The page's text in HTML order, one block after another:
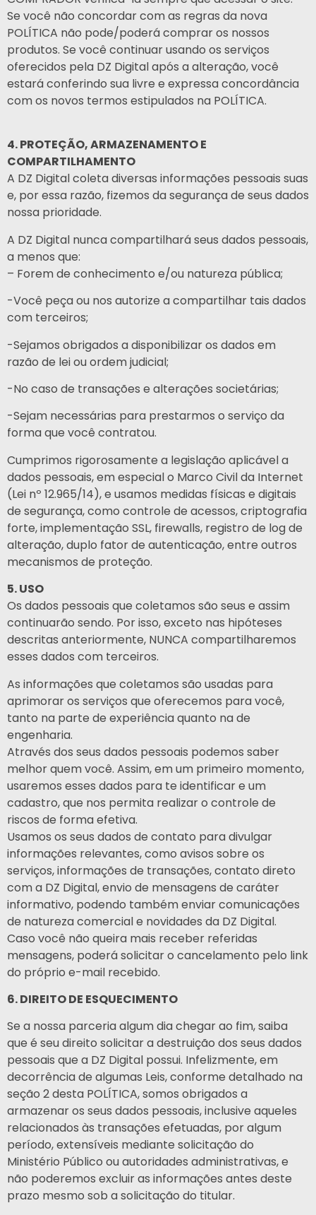
Se você não concordar com as regras da nova
POLÍTICA não pode/poderá comprar os nossos
produtos. Se você continuar usando os serviços
oferecidos pela DZ Digital após a alteração, você
estará conferindo sua livre e expressa concordância
com os novos termos estipulados na POLÍTICA.
4. PROTEÇÃO, ARMAZENAMENTO E
COMPARTILHAMENTO
A DZ Digital coleta diversas informações pessoais suas
e, por essa razão, fizemos da segurança de seus dados
nossa prioridade.
A DZ Digital nunca compartilhará seus dados pessoais,
a menos que:
– Forem de conhecimento e/ou natureza pública;
-Você peça ou nos autorize a compartilhar tais dados
com terceiros;
-Sejamos obrigados a disponibilizar os dados em
razão de lei ou ordem judicial;
-No caso de transações e alterações societárias;
-Sejam necessárias para prestarmos o serviço da
forma que você contratou.
Cumprimos rigorosamente a legislação aplicável a
dados pessoais, em especial o Marco Civil da Internet
(Lei nº 12.965/14), e usamos medidas físicas e digitais
de segurança, como controle de acessos, criptografia
forte, implementação SSL, firewalls, registro de log de
alteração, duplo fator de autenticação, entre outros
mecanismos de proteção.
5. USO
Os dados pessoais que coletamos são seus e assim
continuarão sendo. Por isso, exceto nas hipóteses
descritas anteriormente, NUNCA compartilharemos
esses dados com terceiros.
As informações que coletamos são usadas para
aprimorar os serviços que oferecemos para você,
tanto na parte de experiência quanto na de
engenharia.
Através dos seus dados pessoais podemos saber
melhor quem você. Assim, em um primeiro momento,
usaremos esses dados para te identificar e um
cadastro, que nos permita realizar o controle de
riscos de forma efetiva.
Usamos os seus dados de contato para divulgar
informações relevantes, como avisos sobre os
serviços, informações de transações, contato direto
com a DZ Digital, envio de mensagens de caráter
informativo, podendo também enviar comunicações
de natureza comercial e novidades da DZ Digital.
Caso você não queira mais receber referidas
mensagens, poderá solicitar o cancelamento pelo link
do próprio e-mail recebido.
6. DIREITO DE ESQUECIMENTO
Se a nossa parceria algum dia chegar ao fim, saiba
que é seu direito solicitar a destruição dos seus dados
pessoais que a DZ Digital possui. Infelizmente, em
decorrência de algumas Leis, conforme detalhado na
seção 2 desta POLÍTICA, somos obrigados a
armazenar os seus dados pessoais, inclusive aqueles
relacionados às transações efetuadas, por algum
período, extensíveis mediante solicitação do
Ministério Público ou autoridades administrativas, e
não poderemos excluir as informações antes deste
prazo mesmo sob a solicitação do titular.